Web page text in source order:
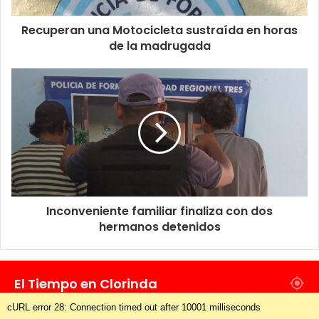
Recuperan una Motocicleta sustraída en horas
de la madrugada
Inconveniente familiar finaliza con dos
hermanos detenidos
El Tiempo en Clorinda
cURL error 28: Connection timed out after 10001 milliseconds